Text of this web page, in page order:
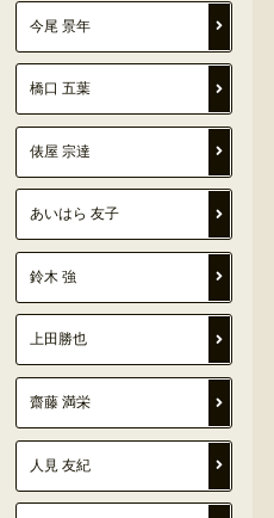
今尾 景年
橋口 五葉
俵屋 宗達
あいはら 友子
鈴木 強
上田勝也
齋藤 満栄
人見 友紀